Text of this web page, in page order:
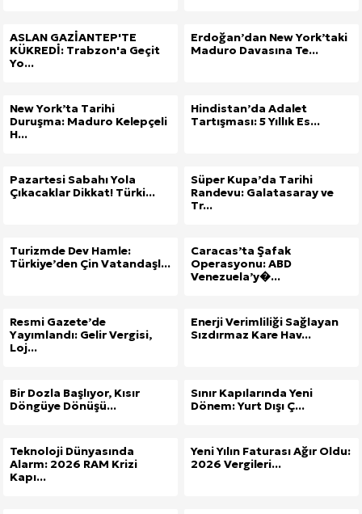
ASLAN GAZİANTEP'TE
KÜKREDİ: Trabzon'a Geçit
Yo...
Erdoğan’dan New York’taki
Maduro Davasına Te...
New York’ta Tarihi
Duruşma: Maduro Kelepçeli
H...
Hindistan’da Adalet
Tartışması: 5 Yıllık Es...
Pazartesi Sabahı Yola
Çıkacaklar Dikkat! Türki...
Süper Kupa’da Tarihi
Randevu: Galatasaray ve
Tr...
Turizmde Dev Hamle:
Türkiye’den Çin Vatandaşl...
Caracas’ta Şafak
Operasyonu: ABD
Venezuela’y�...
Resmi Gazete’de
Yayımlandı: Gelir Vergisi,
Loj...
Enerji Verimliliği Sağlayan
Sızdırmaz Kare Hav...
Bir Dozla Başlıyor, Kısır
Döngüye Dönüşü...
Sınır Kapılarında Yeni
Dönem: Yurt Dışı Ç...
Teknoloji Dünyasında
Alarm: 2026 RAM Krizi
Kapı...
Yeni Yılın Faturası Ağır Oldu:
2026 Vergileri...